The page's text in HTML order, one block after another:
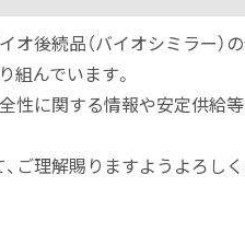
オ後続品（バイオシミラー）
組んでいます。
性に関する情報や安定供給
ご理解賜りますようよろし